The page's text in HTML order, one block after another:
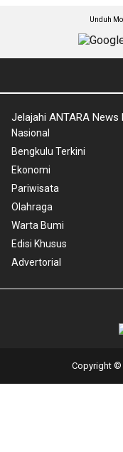
Unduh
Jelajahi ANTARA News
Nasional
Bengkulu Terkini
Ekonomi
Pariwisata
Olahraga
Warta Bumi
Edisi Khusus
Advertorial
Copyright ©